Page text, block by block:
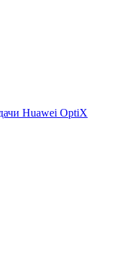
Huawei OptiX